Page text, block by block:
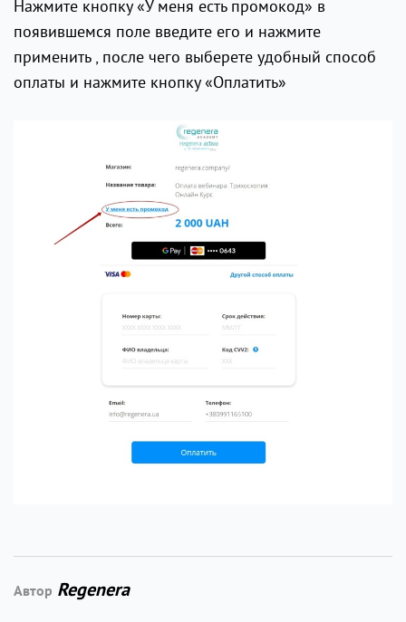
Нажмите кнопку «У меня есть промокод» в
появившемся поле введите его и нажмите
применить , после чего выберете удобный способ
оплаты и нажмите кнопку «Оплатить»
Автор Regenera